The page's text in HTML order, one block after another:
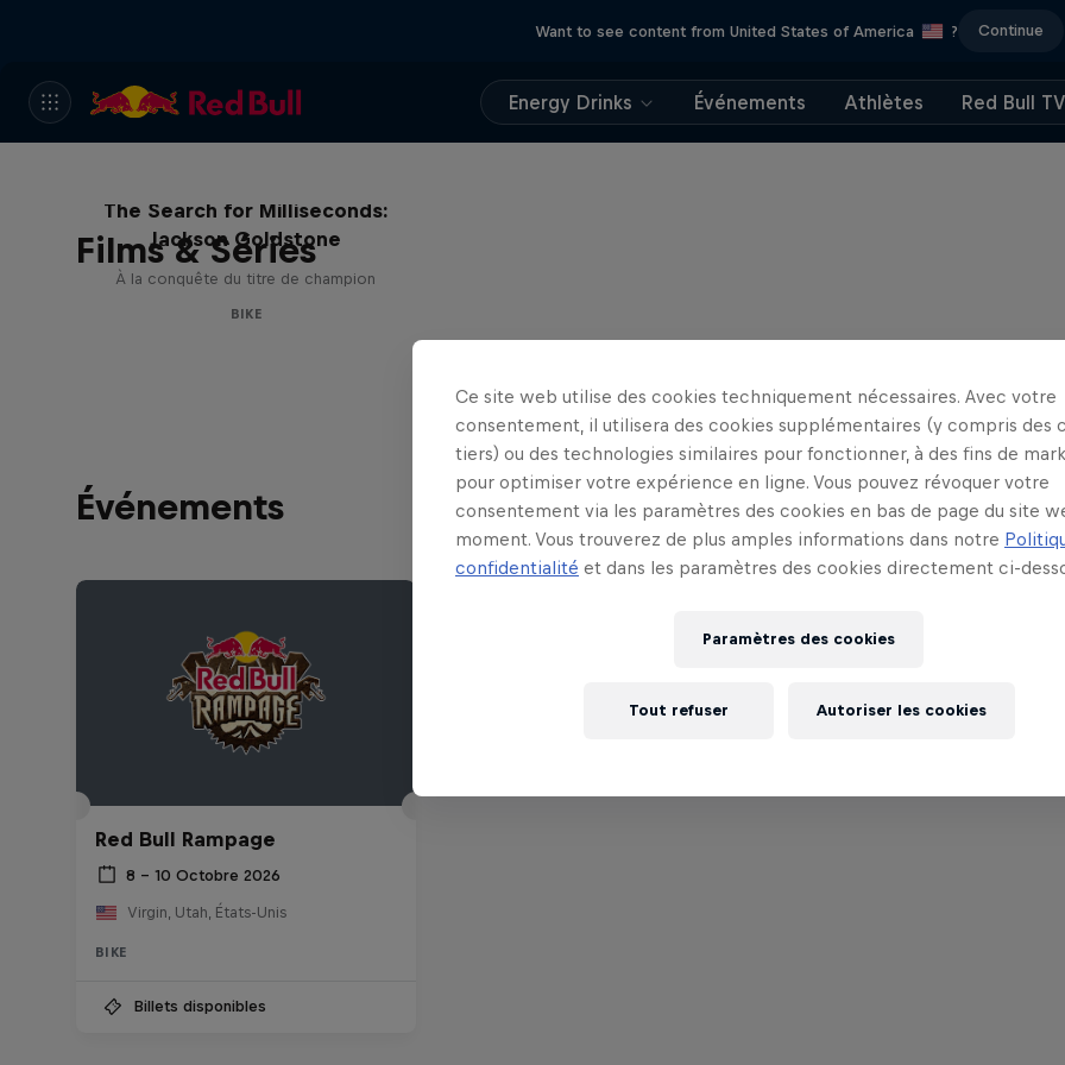
Want to see content from United States of America ? Continue
Energy Drinks Événements Athlètes Red Bull TV
Films & Séries
The Search for Milliseconds:
Jackson Goldstone
À la conquête du titre de champion
BIKE
Événements
Red Bull Rampage
8 – 10 Octobre 2026
Virgin, Utah, États-Unis
BIKE
Billets disponibles
Ce site web utilise des cookies techniquement nécessaires. Avec votre
consentement, il utilisera des cookies supplémentaires (y compris des
tiers) ou des technologies similaires pour fonctionner, à des fins de
pour optimiser votre expérience en ligne. Vous pouvez révoquer votre
consentement via les paramètres des cookies en bas de page du site
moment. Vous trouverez de plus amples informations dans notre
confidentialité et dans les paramètres des cookies directement ci-
Paramètres des cookies
Tout refuser Autoriser les cookies